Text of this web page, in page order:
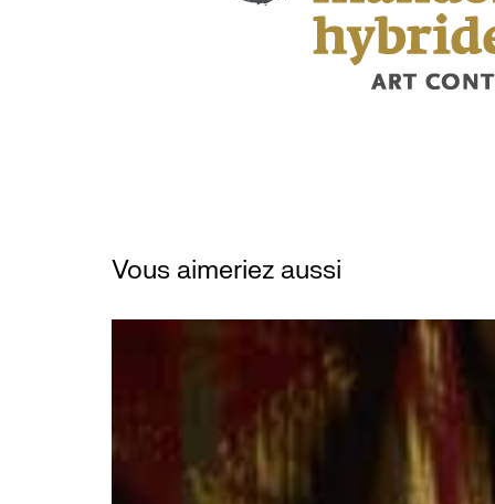
Vous aimeriez aussi